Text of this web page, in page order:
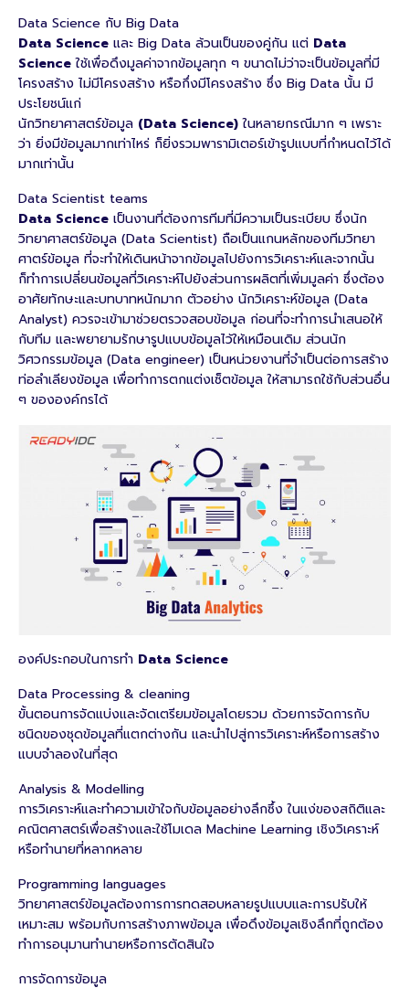
Data Science กับ Big Data
Data Science และ Big Data ล้วนเป็นของคู่กัน แต่ Data
Scienceใช้เพื่อดึงมูลค่าจากข้อมูลทุก ๆ ขนาดไม่ว่าจะเป็นข้อมูลที่มี
โครงสร้าง ไม่มีโครงสร้าง หรือกึ่งมีโครงสร้าง ซึ่ง Big Data นั้น มี
ประโยชน์แก่
นักวิทยาศาสตร์ข้อมูล (Data Science)ในหลายกรณีมาก ๆ เพราะ
ว่า ยิ่งมีข้อมูลมากเท่าไหร่ ก็ยิ่งรวมพารามิเตอร์เข้ารูปแบบที่กําหนดไว้ได้
มากเท่านั้น
Data Scientist teams
Data Science เป็นงานที่ต้องการทีมที่มีความเป็นระเบียบ ซึ่งนัก
วิทยาศาสตร์ข้อมูล (Data Scientist) ถือเป็นแกนหลักของทีมวิทยา
ศาตร์ข้อมูล ที่จะทําให้เดินหน้าจากข้อมูลไปยังการวิเคราะห์และจากนั้น
ก็ทําการเปลี่ยนข้อมูลที่วิเคราะห์ไปยังส่วนการผลิตที่เพิ่มมูลค่า ซึ่งต้อง
อาศัยทักษะและบทบาทหนักมาก ตัวอย่าง นักวิเคราะห์ข้อมูล (Data
Analyst) ควรจะเข้ามาช่วยตรวจสอบข้อมูล ก่อนที่จะทําการนําเสนอให้
กับทีม และพยายามรักษารูปแบบข้อมูลไว้ให้เหมือนเดิม ส่วนนัก
วิศวกรรมข้อมูล (Data engineer) เป็นหน่วยงานที่จําเป็นต่อการสร้าง
ท่อลําเลียงข้อมูล เพื่อทําการตกแต่งเซ็ตข้อมูล ให้สามารถใช้กับส่วนอื่น
ๆ ขององค์กรได้
องค์ประกอบในการทํา Data Science
Data Processing & cleaning
ขั้นตอนการจัดแบ่งและจัดเตรียมข้อมูลโดยรวม ด้วยการจัดการกับ
ชนิดของชุดข้อมูลที่แตกต่างกัน และนําไปสู่การวิเคราะห์หรือการสร้าง
แบบจําลองในที่สุด
Analysis & Modelling
การวิเคราะห์และทําความเข้าใจกับข้อมูลอย่างลึกซึ้ง ในแง่ของสถิติและ
คณิตศาสตร์เพื่อสร้างและใช้โมเดล Machine Learning เชิงวิเคราะห์
หรือทํานายที่หลากหลาย
Programming languages
วิทยาศาสตร์ข้อมูลต้องการการทดสอบหลายรูปแบบและการปรับให้
เหมาะสม พร้อมกับการสร้างภาพข้อมูล เพื่อดึงข้อมูลเชิงลึกที่ถูกต้อง
ทําการอนุมานทํานายหรือการตัดสินใจ
การจัดการข้อมูล